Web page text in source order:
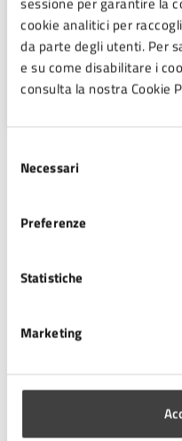
cookie analitici per
da parte degli utenti. Per
e su come disabilitare i
consulta la nostra Cookie
delNecessari
Preferenze
Statistiche
Marketing
Settore Servizi al
innovazione
Piazza del Popolo 10,
47521
Procedure
Il servizio è erogato dallo